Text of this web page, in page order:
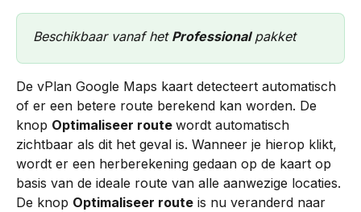
Beschikbaar vanaf het Professional pakket
De vPlan Google Maps kaart detecteert automatisch
of er een betere route berekend kan worden. De
knop Optimaliseer route wordt automatisch
zichtbaar als dit het geval is. Wanneer je hierop klikt,
wordt er een herberekening gedaan op de kaart op
basis van de ideale route van alle aanwezige locaties.
De knop Optimaliseer route is nu veranderd naar